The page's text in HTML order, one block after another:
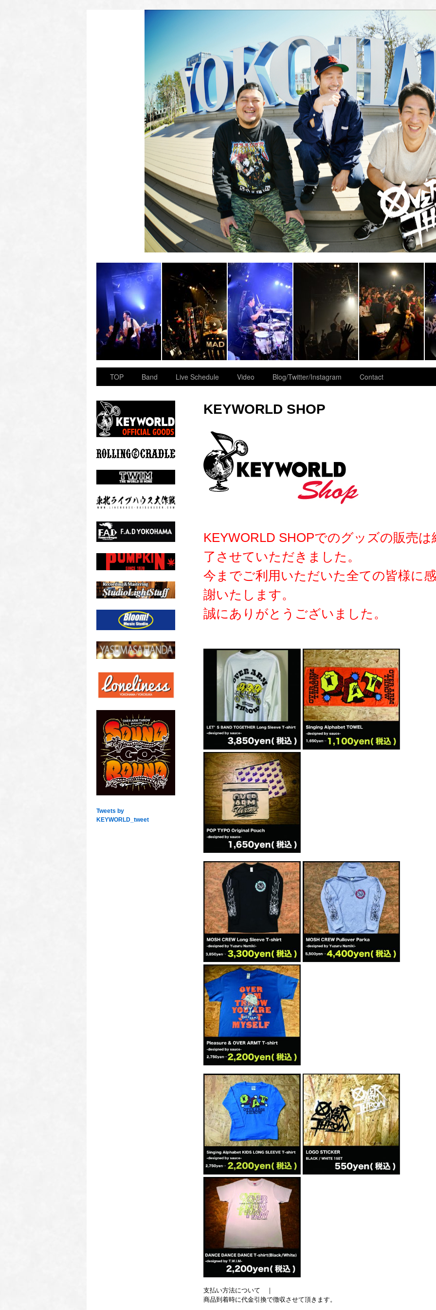
TOP Band Live Schedule Video Blog/Twitter/Instagram Contact
Tweets by
KEYWORLD_tweet
KEYWORLD SHOP
KEYWORLD SHOPでのグッズの販売は
了させていただきました。
今までご利用いただいた全ての皆様に感
謝いたします。
誠にありがとうございました。
支払い方法について ｜
商品到着時に代金引換で徴収させて頂きます。